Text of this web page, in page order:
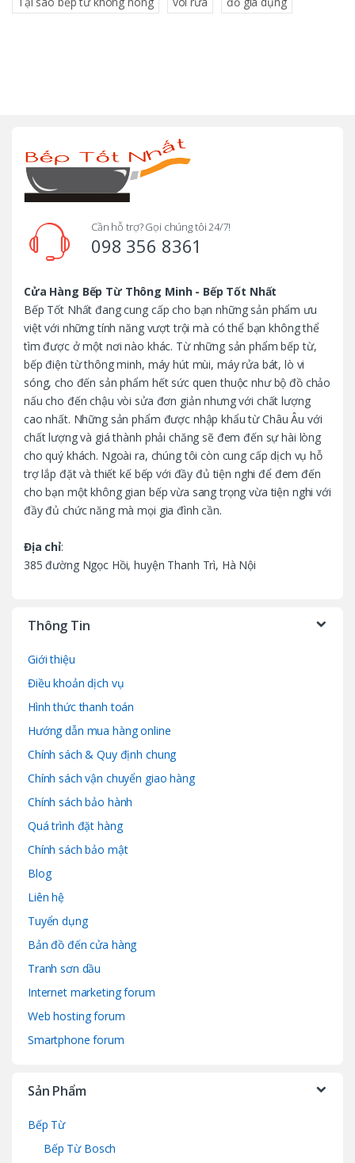
Cần hỗ trợ? Gọi chúng tôi 24/7!
098 356 8361
Cửa Hàng Bếp Từ Thông Minh - Bếp Tốt Nhất
Bếp Tốt Nhất đang cung cấp cho bạn những sản phẩm ưu
việt với những tính năng vượt trội mà có thể bạn không thể
tìm được ở một nơi nào khác. Từ những sản phẩm bếp từ,
bếp điện từ thông minh, máy hút mùi, máy rửa bát, lò vi
sóng, cho đến sản phẩm hết sức quen thuộc như bộ đồ chảo
nấu cho đến chậu vòi sửa đơn giản nhưng với chất lượng
cao nhất. Những sản phẩm được nhập khẩu từ Châu Âu với
chất lượng và giá thành phải chăng sẽ đem đến sự hài lòng
cho quý khách. Ngoài ra, chúng tôi còn cung cấp dịch vụ hỗ
trợ lắp đặt và thiết kế bếp với đầy đủ tiện nghi để đem đến
cho bạn một không gian bếp vừa sang trọng vừa tiện nghi với
đầy đủ chức năng mà mọi gia đình cần.
Địa chỉ:
385 đường Ngọc Hồi, huyện Thanh Trì, Hà Nội
Thông Tin
Giới thiệu
Điều khoản dịch vụ
Hình thức thanh toán
Hướng dẫn mua hàng online
Chính sách & Quy định chung
Chính sách vận chuyển giao hàng
Chính sách bảo hành
Quá trình đặt hàng
Chính sách bảo mật
Blog
Liên hệ
Tuyển dụng
Bản đồ đến cửa hàng
Tranh sơn dầu
Internet marketing forum
Web hosting forum
Smartphone forum
Sản Phẩm
Bếp Từ
Bếp Từ Bosch